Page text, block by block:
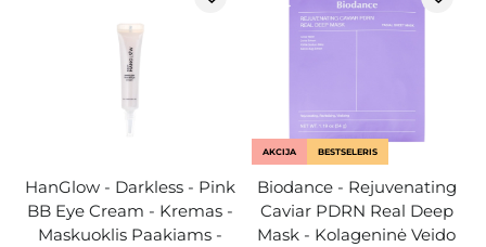
HanGlow - Darkless - Pink
BB Eye Cream - Kremas -
Maskuoklis Paakiams -
AKCIJA BESTSELERIS
Biodance - Rejuvenating
Caviar PDRN Real Deep
Mask - Kolageninė Veido